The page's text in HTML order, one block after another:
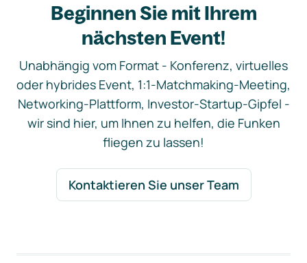
Beginnen Sie mit Ihrem
nächsten Event!
Unabhängig vom Format - Konferenz, virtuelles
oder hybrides Event, 1:1-Matchmaking-Meeting,
Networking-Plattform, Investor-Startup-Gipfel -
wir sind hier, um Ihnen zu helfen, die Funken
fliegen zu lassen!
Kontaktieren Sie unser Team